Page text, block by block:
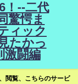
！--二代
驚愕ま
ィック
たかっ
激闘編
閲覧、こちらのサービ